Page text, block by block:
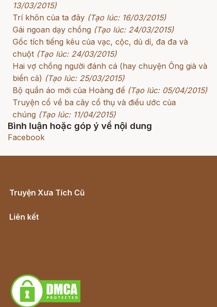
13/03/2015)
Trí khôn của ta đây (Tạo lúc: 16/03/2015)
Gái ngoan dạy chồng (Tạo lúc: 24/03/2015)
Gốc tích tiếng kêu của vạc, cộc, dủ dỉ, đa đa và
chuột (Tạo lúc: 24/03/2015)
Hai vợ chồng người đánh cá (hay chuyện Ông già và
biển cả) (Tạo lúc: 25/03/2015)
Bộ quần áo mới của Hoàng đế (Tạo lúc: 05/04/2015)
Truyện cổ về ba cây cổ thụ và điều ước của
chúng (Tạo lúc: 11/04/2015)
Bình luận hoặc góp ý về nội dung
Facebook
Truyện Xưa Tích Cũ
Liên kết